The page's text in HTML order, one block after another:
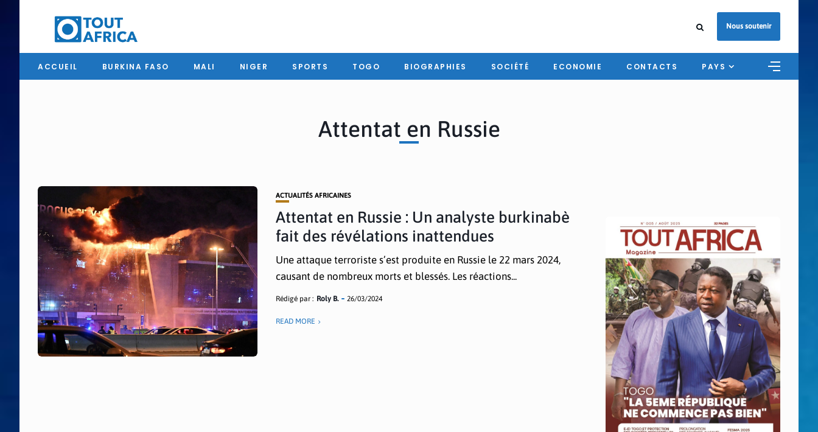
Nous soutenir
ACCUEIL BURKINA FASO MALI NIGER SPORTS TOGO BIOGRAPHIES SOCIÉTÉ ECONOMIE CONTACTS PAYS
Attentat en Russie
ACTUALITÉS AFRICAINES
Attentat en Russie : Un analyste burkinabè
fait des révélations inattendues
Une attaque terroriste s’est produite en Russie le 22 mars 2024,
causant de nombreux morts et blessés. Les réactions...
Rédigé par : Roly B. 26/03/2024
READ MORE